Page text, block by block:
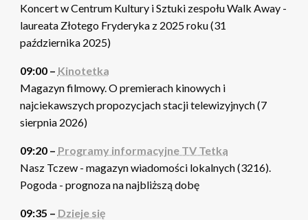
Koncert w Centrum Kultury i Sztuki zespołu Walk Away -
laureata Złotego Fryderyka z 2025 roku (31
października 2025)
09:00 – Kinotetka
Magazyn filmowy. O premierach kinowych i
najciekawszych propozycjach stacji telewizyjnych (7
sierpnia 2026)
09:20 – Programy informacyjne TV Tetka
Nasz Tczew - magazyn wiadomości lokalnych (3216).
Pogoda - prognoza na najbliższą dobę
09:35 – Dzieje się